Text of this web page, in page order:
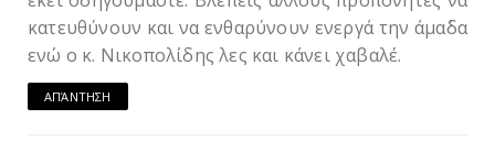
κατευθύνουν και να ενθαρύνουν ενεργά την άμα΄δα
ενώ ο κ. Νικοπολίδης λες και κάνει χαβαλέ.
ΑΠΆΝΤΗΣΗ